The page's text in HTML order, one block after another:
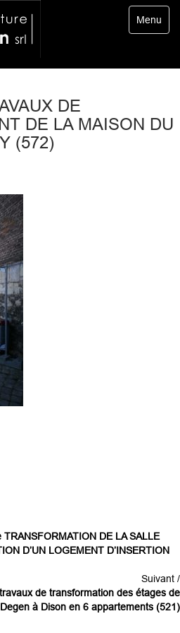
Toggle
Menu
DE
DE LA MAISON DU
(572)
DE LA SALLE
D’UN LOGEMENT D’INSERTION
Suivant /
de transformation des étages de
Degen à Dison en 6 appartements (521)